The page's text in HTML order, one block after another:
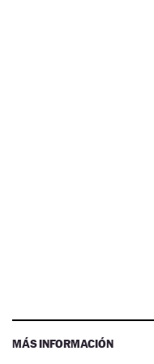
MÁS INFORMACIÓN